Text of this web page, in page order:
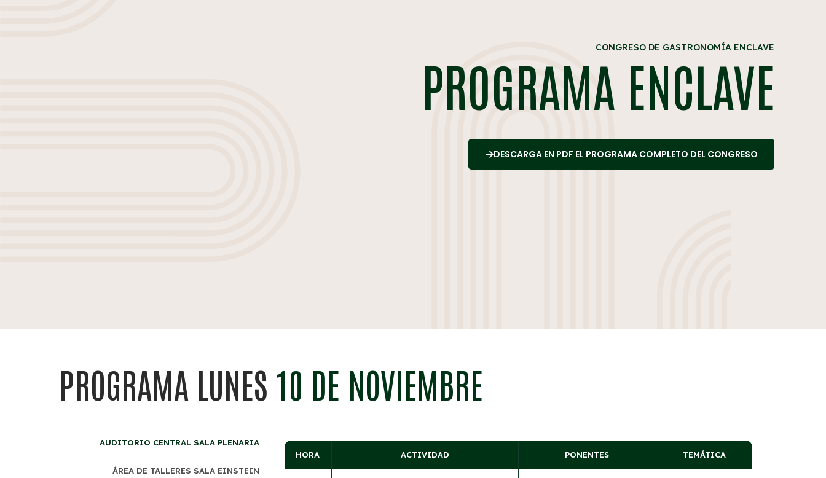
CONGRESO DE GASTRONOMÍA ENCLAVE
PROGRAMA ENCLAVE
DESCARGA EN PDF EL PROGRAMA COMPLETO DEL CONGRESO
PROGRAMA LUNES 10 DE NOVIEMBRE
AUDITORIO CENTRAL SALA PLENARIA
ÁREA DE TALLERES SALA EINSTEIN
HORA ACTIVIDAD PONENTES TEMÁTICA